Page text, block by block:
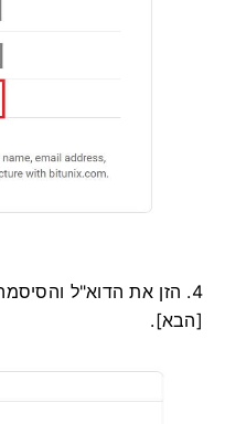
4. הזן את הדוא"ל
[הבא].